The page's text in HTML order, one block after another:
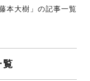
藤本大樹」の記事一覧
覧